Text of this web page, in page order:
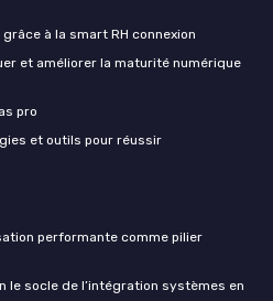
à la smart RH connexion
et améliorer la maturité numérique
pro
et outils pour réussir
performante comme pilier
le socle de l’intégration systèmes en